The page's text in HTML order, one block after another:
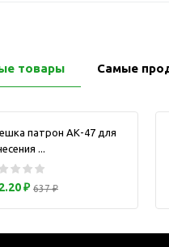
товары Самые
патрон АК-47 для
...
₽ 637 ₽